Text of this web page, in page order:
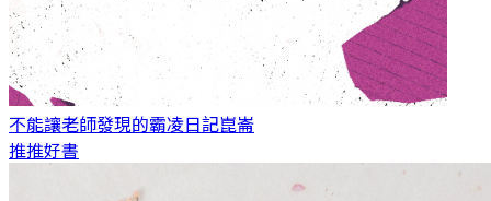
不能讓老師發現的霸凌日記崑崙
推推好書